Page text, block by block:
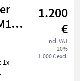
1.200
€
incl. VAT
20%
1.000 € excl.
1x